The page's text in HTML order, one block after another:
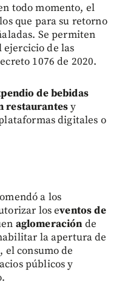
todo momento, el
que para su retorno
Se permiten
ejercicio de las
1076 de 2020.
de bebidas
restaurantesy
digitales o
a los
los eventos de
aglomeración de
la apertura de
el consumo de
públicos y